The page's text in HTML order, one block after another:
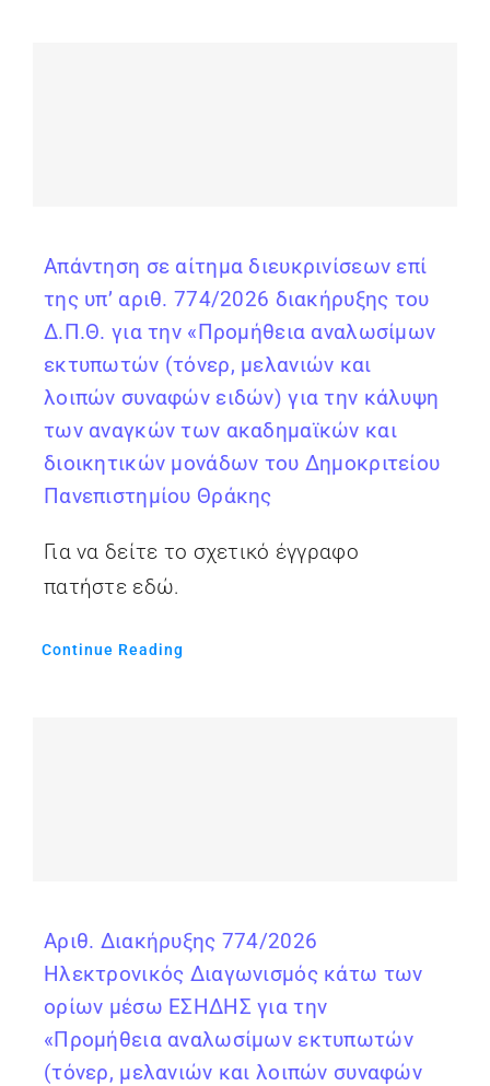
Απάντηση σε αίτημα διευκρινίσεων επί
της υπ’ αριθ. 774/2026 διακήρυξης του
Δ.Π.Θ. για την «Προμήθεια αναλωσίμων
εκτυπωτών (τόνερ, μελανιών και
λοιπών συναφών ειδών) για την κάλυψη
των αναγκών των ακαδημαϊκών και
διοικητικών μονάδων του Δημοκριτείου
Πανεπιστημίου Θράκης
Για να δείτε το σχετικό έγγραφο
πατήστε εδώ.
Continue Reading
Αριθ. Διακήρυξης 774/2026
Ηλεκτρονικός Διαγωνισμός κάτω των
ορίων μέσω ΕΣΗΔΗΣ για την
«Προμήθεια αναλωσίμων εκτυπωτών
(τόνερ, μελανιών και λοιπών συναφών